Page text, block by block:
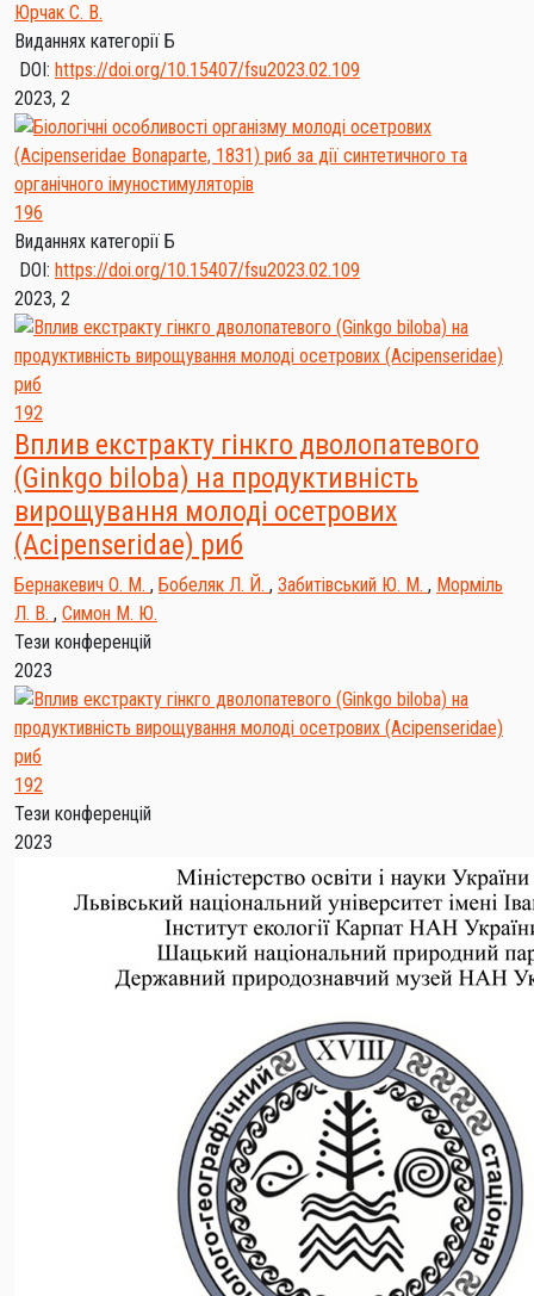
Юрчак С. В.
Виданнях категорії Б
DOI: https://doi.org/10.15407/fsu2023.02.109
2023, 2
196
Виданнях категорії Б
DOI: https://doi.org/10.15407/fsu2023.02.109
2023, 2
192
Вплив екстракту гінкго дволопатевого
(Ginkgo biloba) на продуктивність
вирощування молоді осетрових
(Acipenseridae) риб
Бернакевич О. М. , Бобеляк Л. Й. , Забитівський Ю. М. , Морміль
Л. В. , Симон М. Ю.
Тези конференцій
2023
192
Тези конференцій
2023